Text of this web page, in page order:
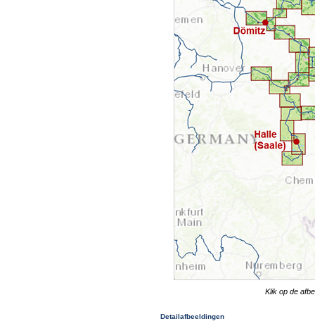
Klik op de
Detailafbeeldingen